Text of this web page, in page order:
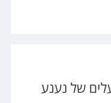
של נענע